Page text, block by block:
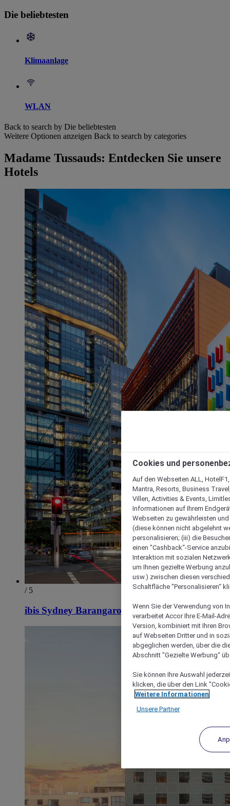
Die beliebtesten
Klimaanlage
WLAN
Back to search by Die beliebtesten
Weitere Optionen anzeigen Back to search by categories
Madame Tussauds: Entdecken Sie unsere
Hotels
/ 5
ibis Sydney Barangaroo
Cookies und
Auf den Webseiten ALL,
Mantra, Resorts, Business
Villen, Activities & Events,
Informationen auf Ihrem
Webseiten zu gewährleisten
(diese können nicht abgelehnt
personalisieren; (iii) die
einen "Cashback“-Service
Interaktion mit sozialen
um Ihnen gezielte Werbung
usw.) zwischen diesen
Schaltfläche "Personalisieren“
Wenn Sie der Verwendung von
verarbeitet Accor Ihre E-Mail-
Version, kombiniert mit Ihren
auf Webseiten Dritter und in
abgeglichen werden, über die
Abschnitt "Gezielte Werbung“
Sie können Ihre Auswahl
klicken, die über den Link
Weitere Informationen
Unsere Partner